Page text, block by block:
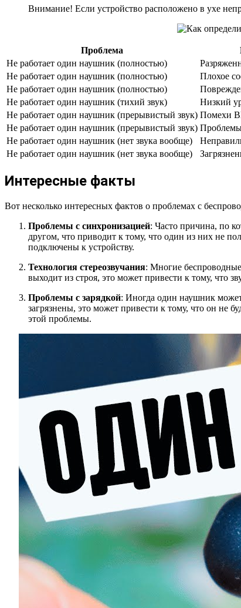
Внимание! Если устройство расположено в ухе
Проблема
Не работает один наушник (полностью)
Не работает один наушник (полностью)
Плохое
Не работает один наушник (полностью)
Не работает один наушник (тихий звук)
Низкий
Не работает один наушник (прерывистый звук) Помехи
Не работает один наушник (прерывистый звук)
Не работает один наушник (нет звука вообще)
Не работает один наушник (нет звука вообще)
Интересные факты
Вот несколько интересных фактов о проблемах с
Проблемы с синхронизацией: Часто причина, по
другом, что приводит к тому, что один из них не
подключены к устройству.
Технология стереозвучания: Многие
выходит из строя, это может привести к тому, что
Проблемы с зарядкой: Иногда один наушник
загрязнены, это может привести к тому, что он не
этой проблемы.